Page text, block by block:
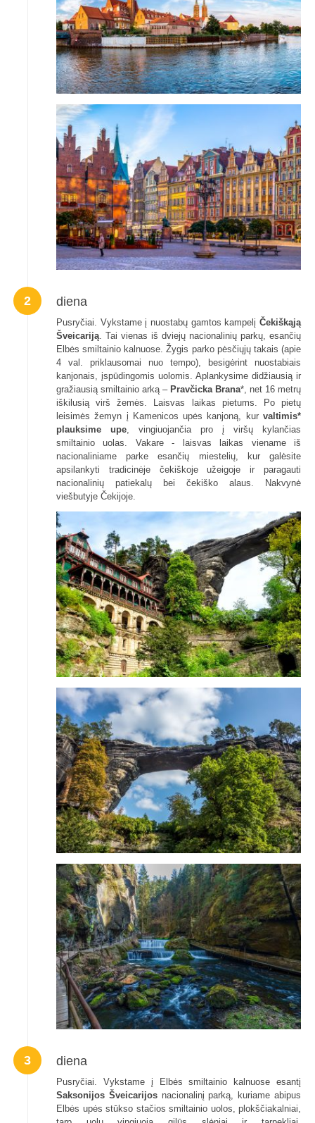
2 diena
Pusryčiai. Vykstame į nuostabų gamtos kampelį Čekiškąją
Šveicariją . Tai vienas iš dviejų nacionalinių parkų, esančių
Elbės smiltainio kalnuose. Žygis parko pėsčiųjų takais (apie
4 val. priklausomai nuo tempo), besigėrint nuostabiais
kanjonais, įspūdingomis uolomis. Aplankysime didžiausią ir
gražiausią smiltainio arką –Pravčicka Brana*, net 16 metrų
iškilusią virš žemės. Laisvas laikas pietums. Po pietų
leisimės žemyn į Kamenicos upės kanjoną, kur valtimis*
plauksime
upe , vingiuojančia pro į viršų kylančias
smiltainio uolas. Vakare - laisvas laikas viename iš
nacionaliniame parke esančių miestelių, kur galėsite
apsilankyti tradicinėje čekiškoje užeigoje ir paragauti
nacionalinių patiekalų bei čekiško alaus. Nakvynė
viešbutyje Čekijoje.
3 diena
Pusryčiai. Vykstame į Elbės smiltainio kalnuose esantį
Saksonijos Šveicarijosnacionalinį parką, kuriame abipus
Elbės upės stūkso stačios smiltainio uolos, plokščiakalniai,